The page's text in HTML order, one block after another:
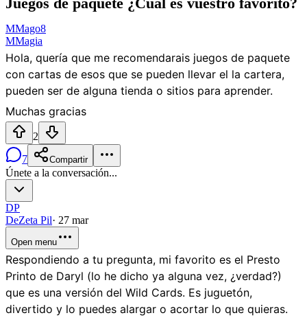
Juegos de paquete ¿Cuál es vuestro favorito?
MMago8
MMagia
Hola, quería que me recomendarais juegos de paquete
con cartas de esos que se pueden llevar el la cartera,
pueden ser de alguna tienda o sitios para aprender.
Muchas gracias
2
7
Compartir
Únete a la conversación...
DP
DeZeta Pil· 27 mar
Open menu
Respondiendo a tu pregunta, mi favorito es el Presto
Printo de Daryl (lo he dicho ya alguna vez, ¿verdad?)
que es una versión del Wild Cards. Es juguetón,
divertido y lo puedes alargar o acortar lo que quieras.